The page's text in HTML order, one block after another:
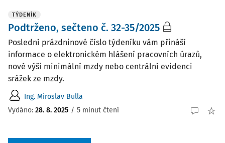
TÝDENÍK
Podtrženo, sečteno č. 32-35/2025
Poslední prázdninové číslo týdeníku vám přináší
informace o elektronickém hlášení pracovních úrazů,
nové výši minimální mzdy nebo centrální evidenci
srážek ze mzdy.
Ing. Miroslav Bulla
Vydáno: 28. 8. 2025 / 5 minut čtení